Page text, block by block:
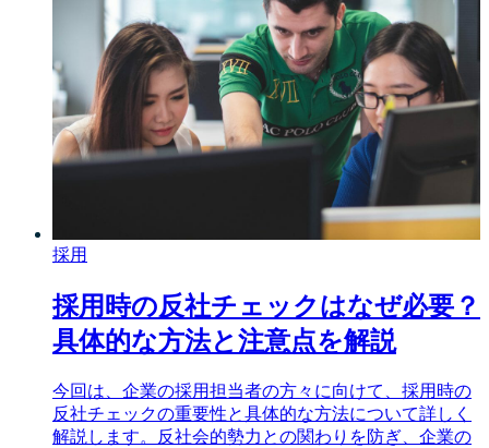
採用
採用時の反社チェックはなぜ必要？
具体的な方法と注意点を解説
今回は、企業の採用担当者の方々に向けて、採用時の
反社チェックの重要性と具体的な方法について詳しく
解説します。反社会的勢力との関わりを防ぎ、企業の